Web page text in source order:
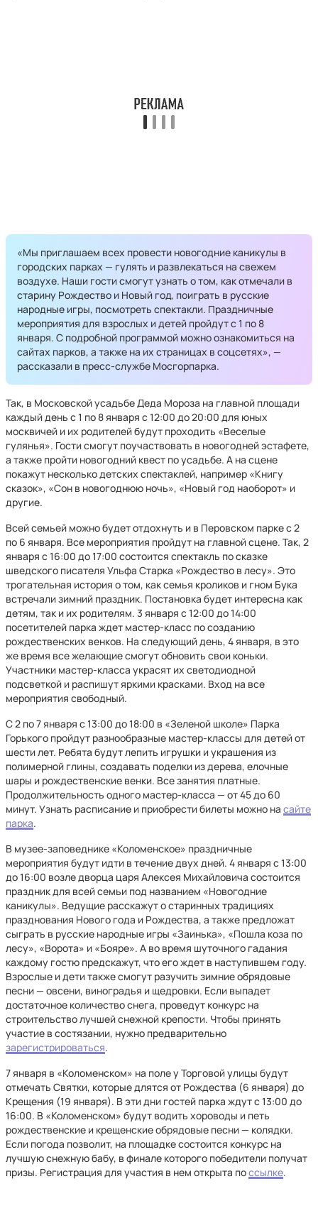
«Мы приглашаем всех провести новогодние каникулы в
городских парках — гулять и развлекаться на свежем
воздухе. Наши гости смогут узнать о том, как отмечали в
старину Рождество и Новый год, поиграть в русские
народные игры, посмотреть спектакли. Праздничные
мероприятия для взрослых и детей пройдут с 1 по 8
января. С подробной программой можно ознакомиться на
сайтах парков, а также на их страницах в соцсетях», —
рассказали в пресс-службе Мосгорпарка.
Так, в Московской усадьбе Деда Мороза на главной площади
каждый день с 1 по 8 января с 12:00 до 20:00 для юных
москвичей и их родителей будут проходить «Веселые
гулянья». Гости смогут поучаствовать в новогодней эстафете,
а также пройти новогодний квест по усадьбе. А на сцене
покажут несколько детских спектаклей, например «Книгу
сказок», «Сон в новогоднюю ночь», «Новый год наоборот» и
другие.
Всей семьей можно будет отдохнуть и в Перовском парке с 2
по 6 января. Все мероприятия пройдут на главной сцене. Так, 2
января с 16:00 до 17:00 состоится спектакль по сказке
шведского писателя Ульфа Старка «Рождество в лесу». Это
трогательная история о том, как семья кроликов и гном Бука
встречали зимний праздник. Постановка будет интересна как
детям, так и их родителям. 3 января с 12:00 до 14:00
посетителей парка ждет мастер-класс по созданию
рождественских венков. На следующий день, 4 января, в это
же время все желающие смогут обновить свои коньки.
Участники мастер-класса украсят их светодиодной
подсветкой и распишут яркими красками. Вход на все
мероприятия свободный.
С 2 по 7 января с 13:00 до 18:00 в «Зеленой школе» Парка
Горького пройдут разнообразные мастер-классы для детей от
шести лет. Ребята будут лепить игрушки и украшения из
полимерной глины, создавать поделки из дерева, елочные
шары и рождественские венки. Все занятия платные.
Продолжительность одного мастер-класса — от 45 до 60
минут. Узнать расписание и приобрести билеты можно на сайте
парка.
В музее-заповеднике «Коломенское» праздничные
мероприятия будут идти в течение двух дней. 4 января с 13:00
до 16:00 возле дворца царя Алексея Михайловича состоится
праздник для всей семьи под названием «Новогодние
каникулы». Ведущие расскажут о старинных традициях
празднования Нового года и Рождества, а также предложат
сыграть в русские народные игры «Заинька», «Пошла коза по
лесу», «Ворота» и «Бояре». А во время шуточного гадания
каждому гостю предскажут, что его ждет в наступившем году.
Взрослые и дети также смогут разучить зимние обрядовые
песни — овсени, виноградья и щедровки. Если выпадет
достаточное количество снега, проведут конкурс на
строительство лучшей снежной крепости. Чтобы принять
участие в состязании, нужно предварительно
зарегистрироваться.
7 января в «Коломенском» на поле у Торговой улицы будут
отмечать Святки, которые длятся от Рождества (6 января) до
Крещения (19 января). В эти дни гостей парка ждут с 13:00 до
16:00. В «Коломенском» будут водить хороводы и петь
рождественские и крещенские обрядовые песни — колядки.
Если погода позволит, на площадке состоится конкурс на
лучшую снежную бабу, в финале которого победители получат
призы. Регистрация для участия в нем открыта поссылке.